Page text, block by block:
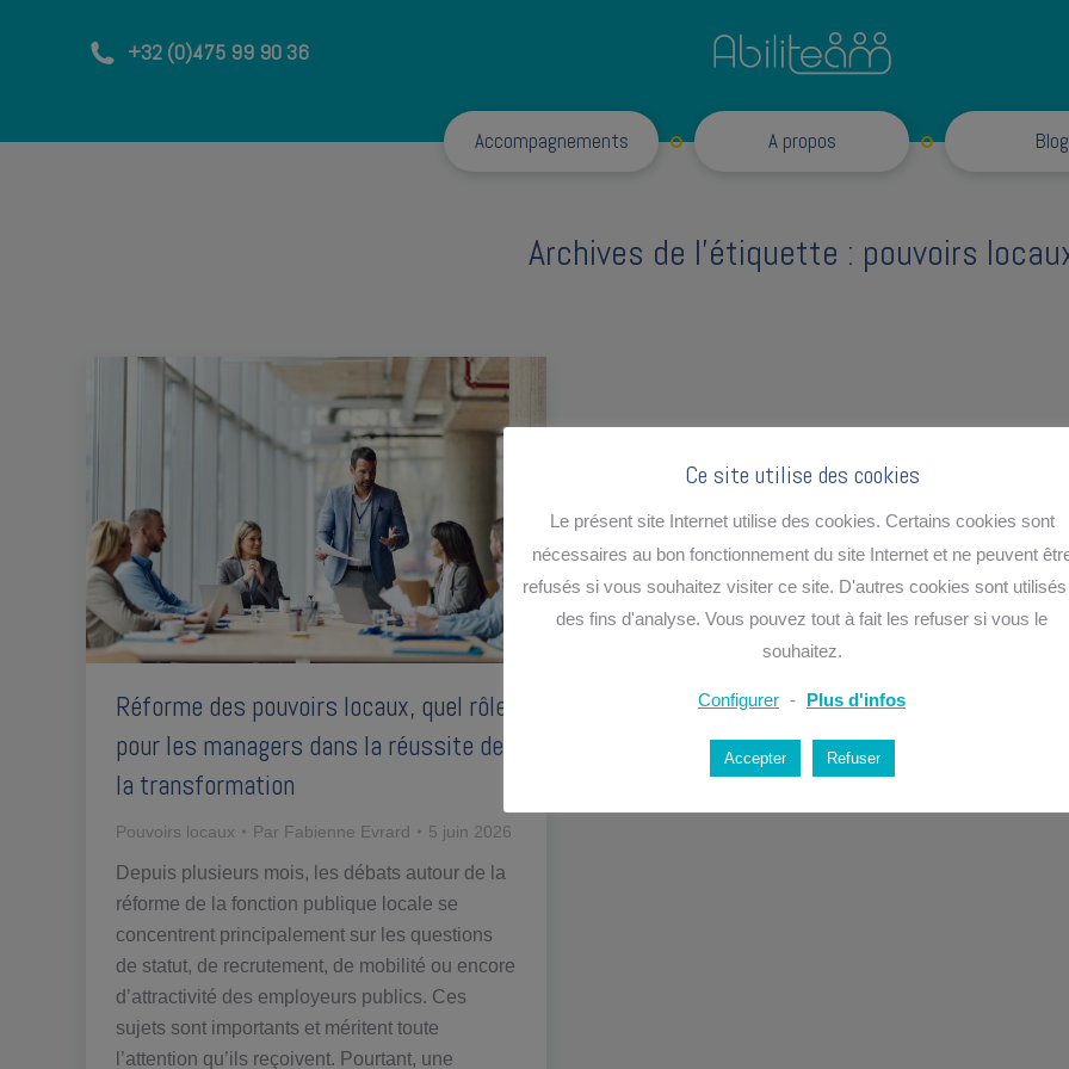
+32 (0)475 99 90 36
Accompagnements A propos Blog
Archives de l’étiquette : pouvoirs
Réforme des pouvoirs locaux, quel rôle
pour les managers dans la réussite de
la transformation
Pouvoirs locaux Par Fabienne Evrard 5 juin 2026
Depuis plusieurs mois, les débats autour de la
réforme de la fonction publique locale se
concentrent principalement sur les questions
de statut, de recrutement, de mobilité ou encore
d’attractivité des employeurs publics. Ces
sujets sont importants et méritent toute
l’attention qu’ils reçoivent. Pourtant, une
Ce site utilise des cookies
Le présent site Internet utilise des cookies. Certains cookies sont
nécessaires au bon fonctionnement du site Internet et ne peuvent
refusés si vous souhaitez visiter ce site. D'autres cookies sont
des fins d'analyse. Vous pouvez tout à fait les refuser si vous le
souhaitez.
Configurer - Plus d'infos
Accepter Refuser
Accompagnements